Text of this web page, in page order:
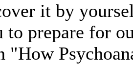
it by
to prepare for
"How